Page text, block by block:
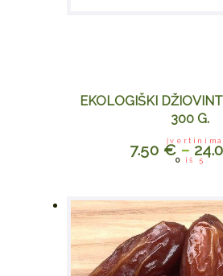
EKOLOGIŠKI
300 G.
0 iš 5
7.50 €–